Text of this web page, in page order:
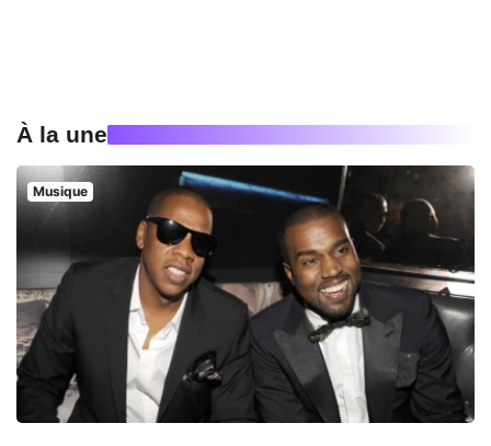
À la une
Musique